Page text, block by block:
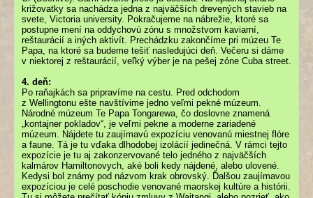
križovatky sa nachádza jedna z najväčších drevených stavieb na
svete, Victoria university. Pokračujeme na nábrežie, ktoré sa
postupne mení na oddychovú zónu s množstvom kaviarní,
reštaurácií a iných aktivít. Prechádzku zakončíme pri múzeu Te
Papa, na ktoré sa budeme tešiť nasledujúci deň. Večeru si dáme
v niektorej z reštaurácií, veľký výber je na pešej zóne Cuba street.
4. deň:
Po raňajkách sa pripravíme na cestu. Pred odchodom
z Wellingtonu ešte navštívime jedno veľmi pekné múzeum.
Národné múzeum Te Papa Tongarewa, čo doslovne znamená
„kontajner pokladov“, je veľmi pekne a moderne zariadené
múzeum. Nájdete tu zaujímavú expozíciu venovanú miestnej flóre
a faune. Tá je tu vďaka dlhodobej izolácií jedinečná. V rámci tejto
expozície je tu aj zakonzervované telo jedného z najväčších
kalmárov Hamiltonovych, aké boli kedy nájdené, alebo ulovené.
Kedysi bol známy pod názvom krak obrovský. Ďalšou zaujímavou
expozíciou je celé poschodie venované maorskej kultúre a histórii.